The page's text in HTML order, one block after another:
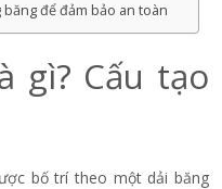
để đảm bảo an toàn
gì? Cấu tạo
bố trí theo một dải băng